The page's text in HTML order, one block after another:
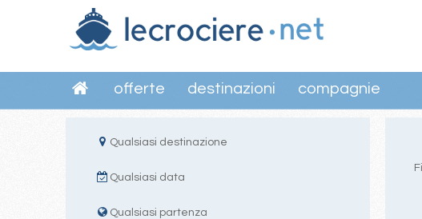
offerte destinazioni compagnie
Qualsiasi destinazione
Qualsiasi data
Qualsiasi partenza